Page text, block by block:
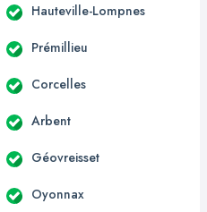
Hauteville-Lompnes
Prémillieu
Corcelles
Arbent
Géovreisset
Oyonnax